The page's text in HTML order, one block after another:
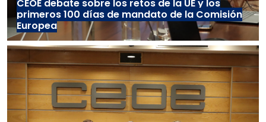
CEOE debate sobre los retos de la UE y los
primeros 100 días de mandato de la Comisión
Europea